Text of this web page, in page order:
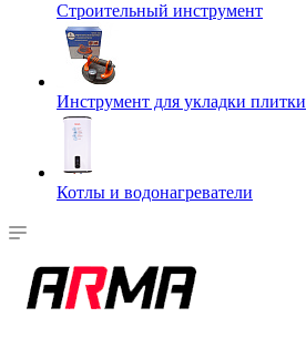
Строительный инструмент
Инструмент для укладки плитки
Котлы и водонагреватели